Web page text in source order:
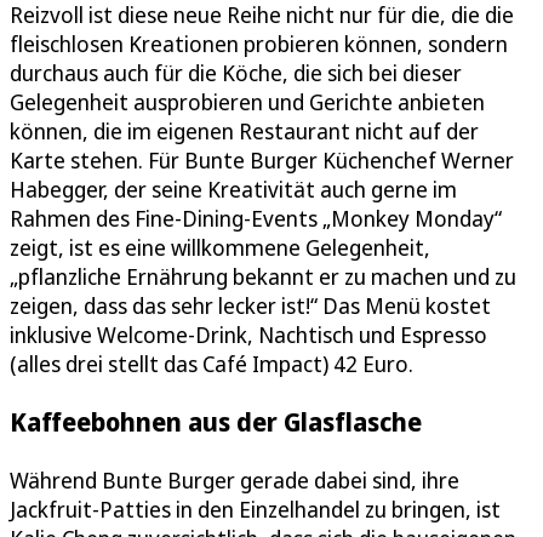
Reizvoll ist diese neue Reihe nicht nur für die, die die
fleischlosen Kreationen probieren können, sondern
durchaus auch für die Köche, die sich bei dieser
Gelegenheit ausprobieren und Gerichte anbieten
können, die im eigenen Restaurant nicht auf der
Karte stehen. Für Bunte Burger Küchenchef Werner
Habegger, der seine Kreativität auch gerne im
Rahmen des Fine-Dining-Events „Monkey Monday“
zeigt, ist es eine willkommene Gelegenheit,
„pflanzliche Ernährung bekannt er zu machen und zu
zeigen, dass das sehr lecker ist!“ Das Menü kostet
inklusive Welcome-Drink, Nachtisch und Espresso
(alles drei stellt das Café Impact) 42 Euro.
Kaffeebohnen aus der Glasflasche
Während Bunte Burger gerade dabei sind, ihre
Jackfruit-Patties in den Einzelhandel zu bringen, ist